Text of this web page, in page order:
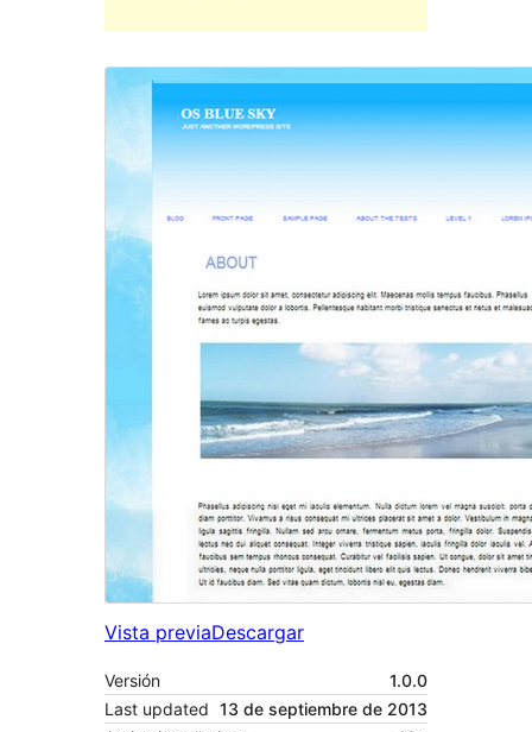
Vista previaDescargar
Versión
1.0.0
Last updated 13 de septiembre de 2013